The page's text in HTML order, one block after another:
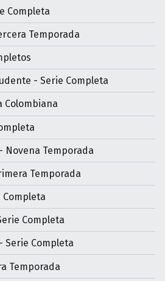
Completa
Temporada
- Serie Completa
Colombiana
Novena Temporada
Temporada
Completa
Completa
Serie Completa
Temporada